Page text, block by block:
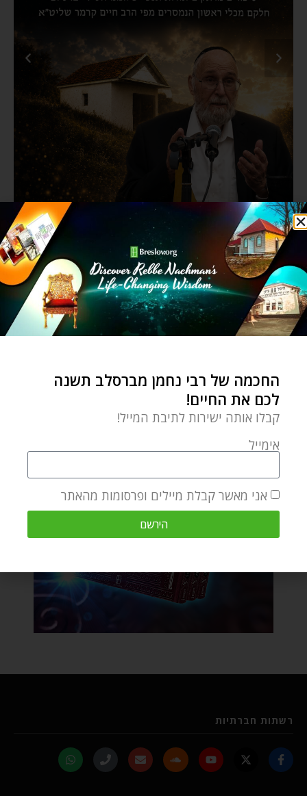
רשתות חברתיות
החכמה של רבי נחמן מברסלב תשנה
לכם את החיים!
קבלו אותה ישירות לתיבת המייל!
אימייל
אני מאשר קבלת מיילים ופרסומות מהאתר
הירשם